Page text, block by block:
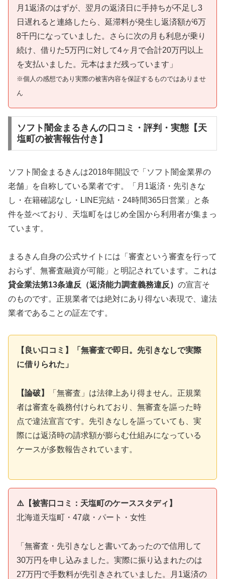
月1返済のはずが、翌月の返済日に手持ちが不足し3
日遅れると連絡したら、延滞料が発生し返済額が6万
8千円になっていました。さらに次の月も利息が乗り
続け、借りた5万円に対して4ヶ月で合計20万円以上
を支払いました。元本はまだ残っています」
※個人の感想であり実際の被害内容を保証するものではありませ
ん
ソフト闇金まるきんの口コミ・評判・実態【天
塩町の被害報告付き】
ソフト闇金まるきんは2018年開設で「ソフト闇金業界の
老舗」を自称している業者です。「月1返済・先引きな
し・在籍確認なし・LINE完結・24時間365日営業」と条
件を並べており、天塩町をはじめ全国から利用者が集まっ
ています。
まるきん自身の公式サイトには「審査という審査を行って
おらず、無審査融資が可能」と明記されています。これは
貸金業法第13条違反（返済能力調査義務違反） の宣言そ
のものです。正規業者では絶対にあり得ない表現で、違法
業者であることの証左です。
【良い口コミ】「無審査で即日。先引きなしで実際
に借りられた」
【論破】
「無審査」は法律上あり得ません。正規業
者は審査を義務付けられており、無審査を謳った時
点で違法宣言です。先引きなしを謳っていても、実
際には返済時の請求額が膨らむ仕組みになっている
ケースが多数報告されています。
⚠️【被害口コミ：天塩町のケーススタディ】
北海道天塩町・47歳・パート・女性
「無審査・先引きなしと書いてあったので信用して
30万円を申し込みました。実際に振り込まれたのは
27万円で手数料が先引きされていました。月1返済の